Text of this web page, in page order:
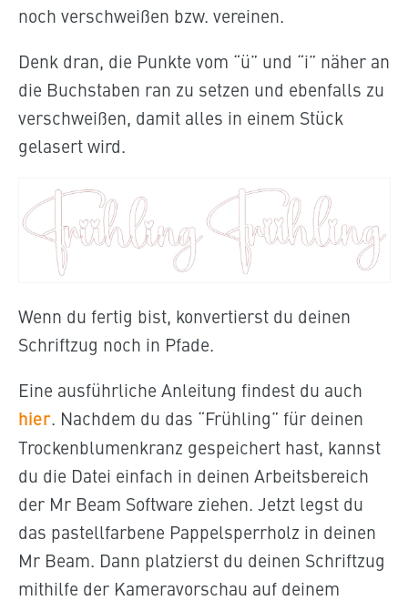
noch verschweißen bzw. vereinen.
Denk dran, die Punkte vom “ü” und “i” näher an
die Buchstaben ran zu setzen und ebenfalls zu
verschweißen, damit alles in einem Stück
gelasert wird.
Wenn du fertig bist, konvertierst du deinen
Schriftzug noch in Pfade.
Eine ausführliche Anleitung findest du auch
hier. Nachdem du das “Frühling” für deinen
Trockenblumenkranz gespeichert hast, kannst
du die Datei einfach in deinen Arbeitsbereich
der Mr Beam Software ziehen. Jetzt legst du
das pastellfarbene Pappelsperrholz in deinen
Mr Beam. Dann platzierst du deinen Schriftzug
mithilfe der Kameravorschau auf deinem